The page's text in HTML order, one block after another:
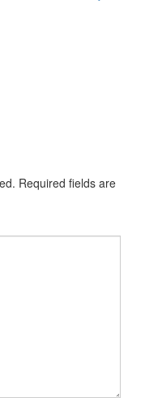
Required fields are